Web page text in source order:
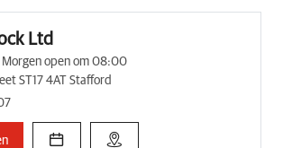
Ltd
Morgen open om 08:00
ST17 4AT Stafford